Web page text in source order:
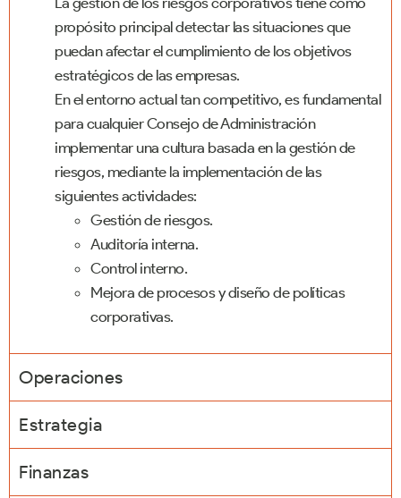
propósito principal detectar las situaciones que
puedan afectar el cumplimiento de los objetivos
estratégicos de las empresas.
En el entorno actual tan competitivo, es fundamental
para cualquier Consejo de Administración
implementar una cultura basada en la gestión de
riesgos, mediante la implementación de las
siguientes actividades:
Gestión de riesgos.
Auditoría interna.
Control interno.
Mejora de procesos y diseño de políticas
corporativas.
Operaciones
Estrategia
Finanzas